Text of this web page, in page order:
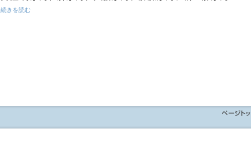
女性:胃がん、肺がん、大腸がん、膵臓がん、乳がん、子宮が
現在は、がんであるリスク(可能性)を評価する、「アミノイン
デックス®がんリスクスクリーニング(AICS®)」検査が可能と
なりました。
続きを読む